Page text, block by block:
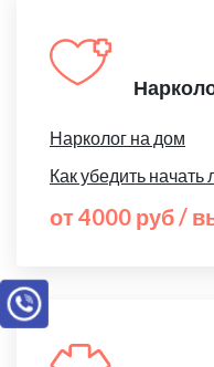
Нарколог на дом
Как убедить начать
от 4000 руб /